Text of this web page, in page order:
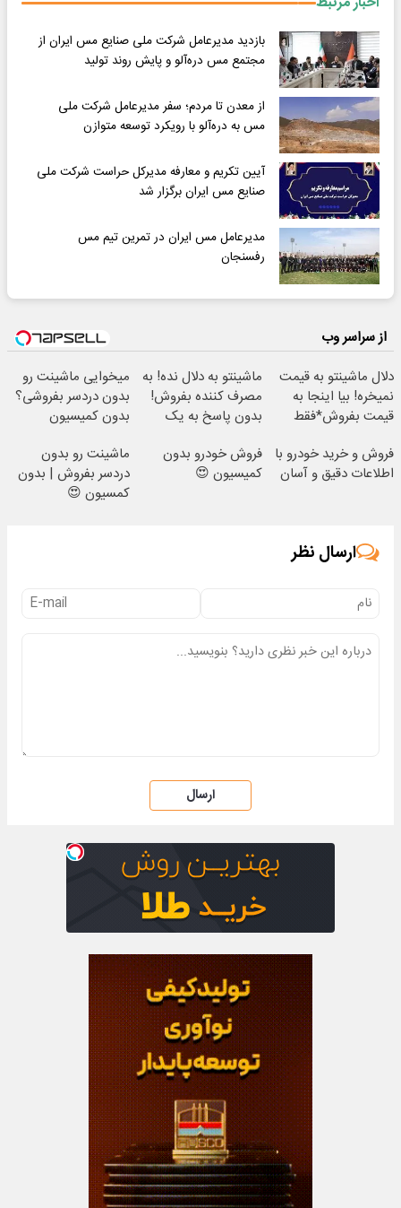
بازدید مدیرعامل شرکت ملی صنایع مس ایران از
مجتمع مس دره‌آلو و پایش روند تولید
از معدن تا مردم؛ سفر مدیرعامل شرکت ملی
مس به دره‌آلو با رویکرد توسعه متوازن
آیین تکریم و معارفه مدیرکل حراست شرکت ملی
صنایع مس ایران برگزار شد
مدیرعامل مس ایران در تمرین تیم مس
رفسنجان
از سراسر وب
دلال ماشینتو به قیمت
نمیخره! بیا اینجا به
قیمت بفروش*فقط
ماشینتو به دلال نده! به
مصرف کننده بفروش!
بدون پاسخ به یک
میخوایی ماشینت رو
بدون دردسر بفروشی؟
بدون کمیسیون
فروش و خرید خودرو با
اطلاعات دقیق و آسان
فروش خودرو بدون
کمیسیون 😍
ماشینت رو بدون
دردسر بفروش | بدون
کمسیون 😍
ارسال نظر
ارسال